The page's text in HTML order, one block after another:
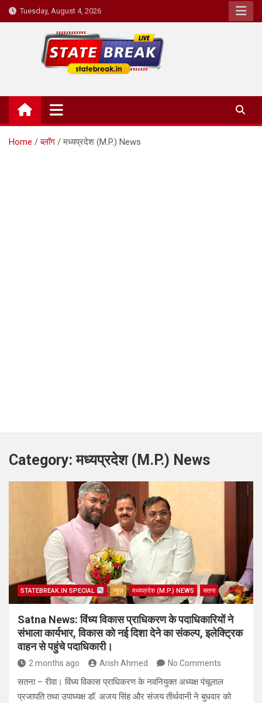
Skip
to
Tuesday, August 4, 2026
State Break
Home ब्लॉग मध्यप्रदेश (M.P.) News
Category:मध्यप्रदेश (M.P.) News
STATEBREAK.IN SPECIAL न्यूज़ मध्यप्रदेश (M.P.) NEWS सतना
Satna News: विंध्य विकास प्राधिकरण के पदाधिकारियों ने
संभाला कार्यभार, विकास को नई दिशा देने का संकल्प, इलेक्ट्रिक
वाहन से पहुंचे पदाधिकारी।
2 months ago Arish Ahmed No Comments
सतना – रीवा। विंध्य विकास प्राधिकरण के नवनियुक्त अध्यक्ष पंचूलाल
प्रजापति तथा उपाध्यक्ष डॉ. अजय सिंह और संजय तीर्थवानी ने बुधवार को